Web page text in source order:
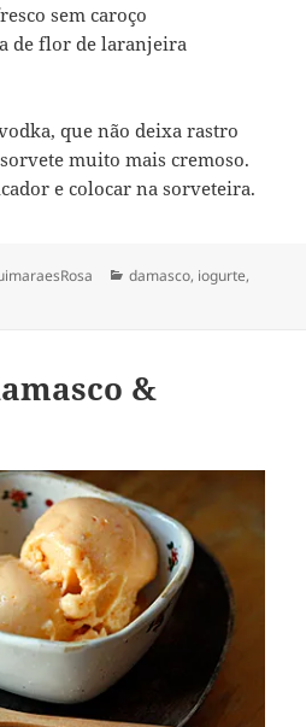
sem caroço
de flor de laranjeira
que não deixa rastro
muito mais cremoso.
e colocar na sorveteira.
Categorias
damasco, iogurte,
&